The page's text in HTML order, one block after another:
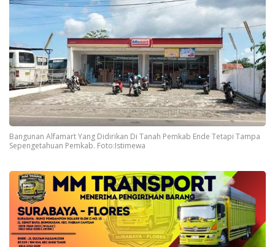
Bangunan Alfamart Yang Didirikan Di Tanah Pemkab Ende Tetapi Tampa
Sepengetahuan Pemkab. Foto:Istimewa